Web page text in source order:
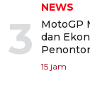
3
NEWS
MotoGP
dan
15 jam